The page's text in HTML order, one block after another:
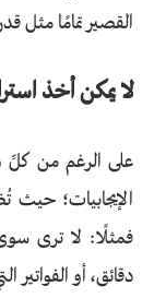
القصير تمامًا مثل
لا يمكن أخذ
على الرغم من كلِّ
الإيجابيات؛ حيث
فمثلًا: لا ترى
دقائق، أو الفواتير